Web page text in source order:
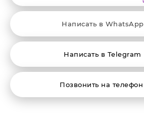
Написать в WhatsApp
Написать в Telegram
Позвонить на телефон